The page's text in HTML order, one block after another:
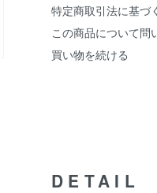
特定商取引法に基づ
この商品について問
買い物を続ける
DETAIL